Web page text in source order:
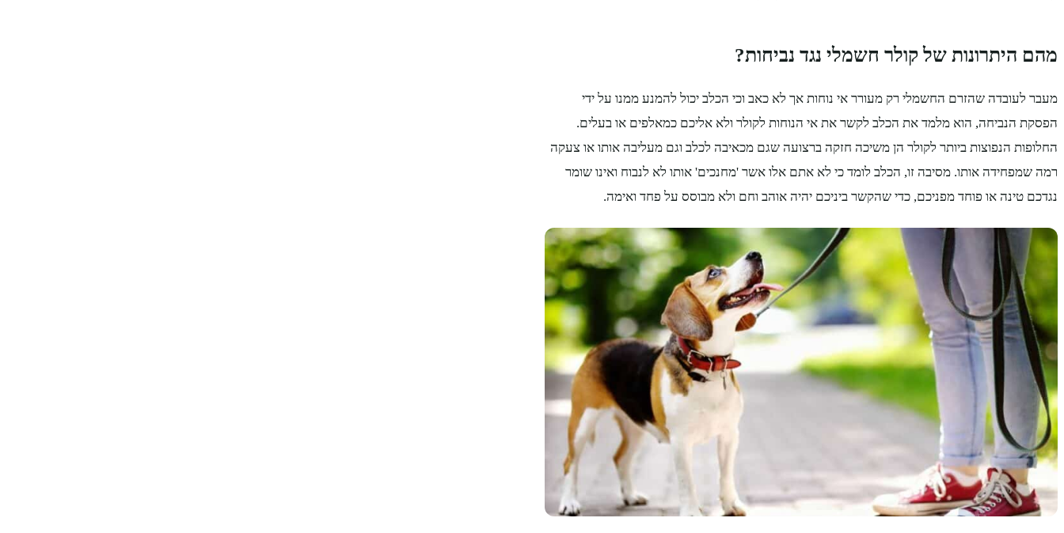
מהם היתרונות של קולר חשמלי נגד נביחות?
מעבר לעובדה שהזרם החשמלי רק מעורר אי נוחות אך לא כאב וכי הכלב יכול להמנע ממנו על ידי
הפסקת הנביחה, הוא מלמד את הכלב לקשר את אי הנוחות לקולר ולא אליכם כמאלפים או בעלים.
החלופות הנפוצות ביותר לקולר הן משיכה חזקה ברצועה שגם מכאיבה לכלב וגם מעליבה אותו או צעקה
רמה שמפחידה אותו. מסיבה זו, הכלב לומד כי לא אתם אלו אשר 'מחנכים' אותו לא לנבוח ואינו שומר
נגדכם טינה או פוחד מפניכם, כדי שהקשר ביניכם יהיה אוהב וחם ולא מבוסס על פחד ואימה.